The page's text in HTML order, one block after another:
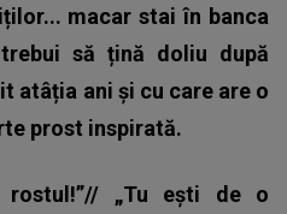
macar stai în banca
să țină doliu după
atâția ani și cu care are o
prost inspirată.
„Tu ești de o